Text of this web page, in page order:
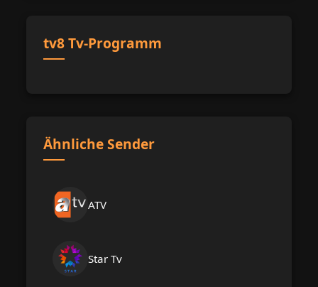
tv8 Tv-Programm
Ähnliche Sender
ATV
Star Tv